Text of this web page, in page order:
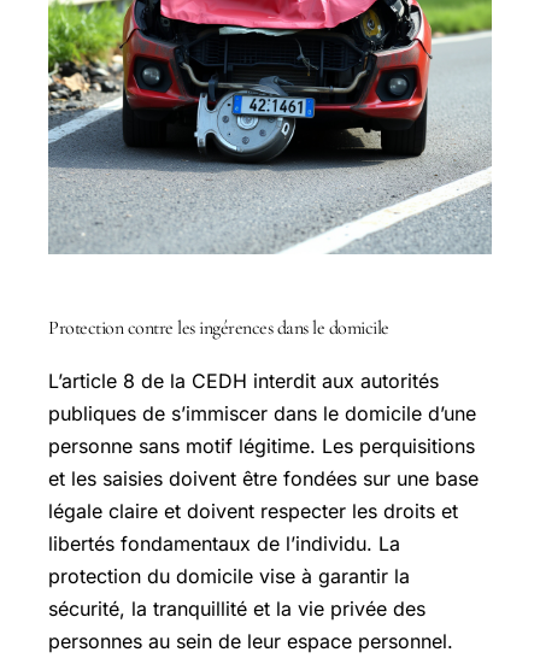
Protection contre les ingérences dans le domicile
L’article 8 de la CEDH interdit aux autorités
publiques de s’immiscer dans le domicile d’une
personne sans motif légitime. Les perquisitions
et les saisies doivent être fondées sur une base
légale claire et doivent respecter les droits et
libertés fondamentaux de l’individu. La
protection du domicile vise à garantir la
sécurité, la tranquillité et la vie privée des
personnes au sein de leur espace personnel.